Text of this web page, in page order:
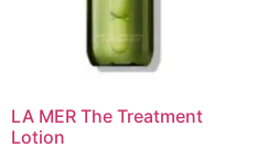
LA MER The Treatment
Lotion